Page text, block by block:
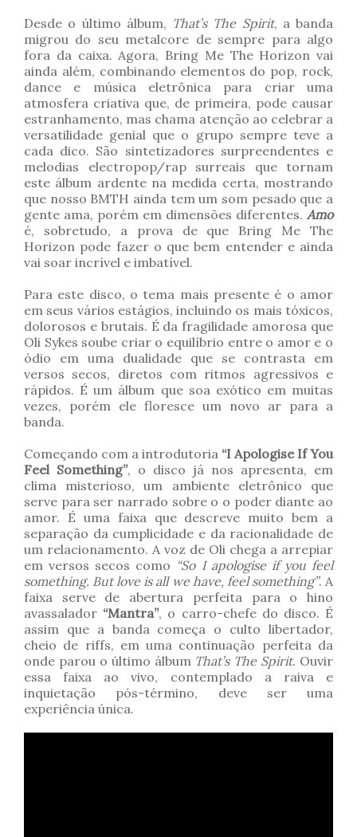
Desde o último álbum, That’s The Spirit, a banda
migrou do seu metalcore de sempre para algo
fora da caixa. Agora, Bring Me The Horizon vai
ainda além, combinando elementos do pop, rock,
dance e música eletrônica para criar uma
atmosfera criativa que, de primeira, pode causar
estranhamento, mas chama atenção ao celebrar a
versatilidade genial que o grupo sempre teve a
cada dico. São sintetizadores surpreendentes e
melodias electropop/rap surreais que tornam
este álbum ardente na medida certa, mostrando
que nosso BMTH ainda tem um som pesado que a
gente ama, porém em dimensões diferentes. Amo
é, sobretudo, a prova de que Bring Me The
Horizon pode fazer o que bem entender e ainda
vai soar incrível e imbatível.
Para este disco, o tema mais presente é o amor
em seus vários estágios, incluindo os mais tóxicos,
dolorosos e brutais. É da fragilidade amorosa que
Oli Sykes soube criar o equilíbrio entre o amor e o
ódio em uma dualidade que se contrasta em
versos secos, diretos com ritmos agressivos e
rápidos. É um álbum que soa exótico em muitas
vezes, porém ele floresce um novo ar para a
banda.
Começando com a introdutoria “I Apologise If You
Feel Something”, o disco já nos apresenta, em
clima misterioso, um ambiente eletrônico que
serve para ser narrado sobre o o poder diante ao
amor. É uma faixa que descreve muito bem a
separação da cumplicidade e da racionalidade de
um relacionamento. A voz de Oli chega a arrepiar
em versos secos como “So I apologise if you feel
something. But love is all we have, feel something”. A
faixa serve de abertura perfeita para o hino
avassalador “Mantra”, o carro-chefe do disco. É
assim que a banda começa o culto libertador,
cheio de riffs, em uma continuação perfeita da
onde parou o último álbum That’s The Spirit. Ouvir
essa faixa ao vivo, contemplado a raiva e
inquietação pós-término, deve ser uma
experiência única.